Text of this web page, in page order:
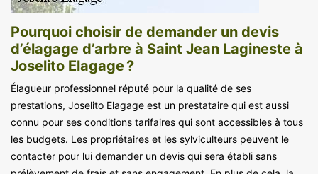
Pourquoi choisir de demander un devis
d’élagage d’arbre à Saint Jean Lagineste à
Joselito Elagage ?
Élagueur professionnel réputé pour la qualité de ses
prestations, Joselito Elagage est un prestataire qui est aussi
connu pour ses conditions tarifaires qui sont accessibles à tous
les budgets. Les propriétaires et les sylviculteurs peuvent le
contacter pour lui demander un devis qui sera établi sans